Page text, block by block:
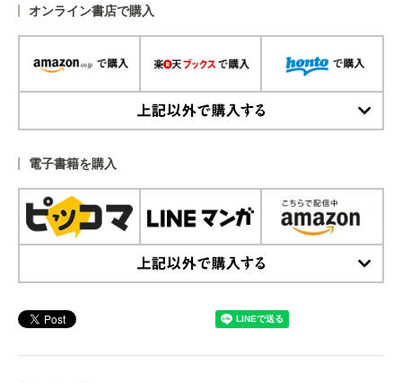
オンライン書店で購入
電子書籍を購入